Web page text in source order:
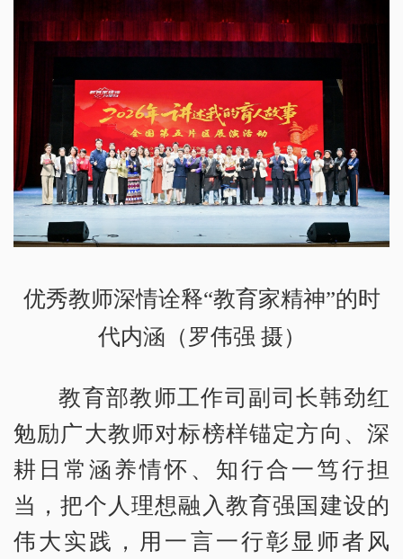
优秀教师深情诠释“教育家精神”的时
代内涵（罗伟强 摄）
教育部教师工作司副司长韩劲红
勉励广大教师对标榜样锚定方向、深
耕日常涵养情怀、知行合一笃行担
当，把个人理想融入教育强国建设的
伟大实践，用一言一行彰显师者风